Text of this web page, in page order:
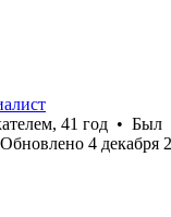
, 41 год • Был
Обновлено 4 декабря